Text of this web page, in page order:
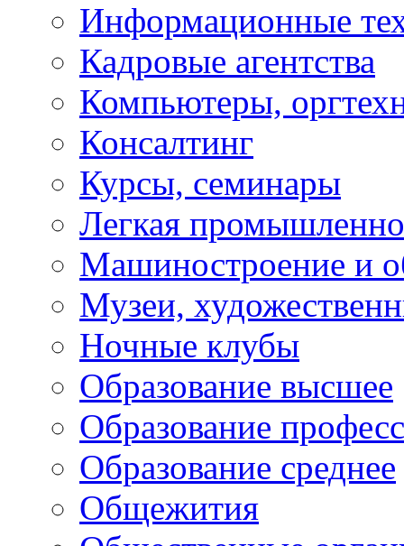
Информационные
Кадровые агентства
Компьютеры,
Консалтинг
Курсы, семинары
Легкая
Машиностроение и
Музеи,
Ночные клубы
Образование высшее
Образование
Образование среднее
Общежития